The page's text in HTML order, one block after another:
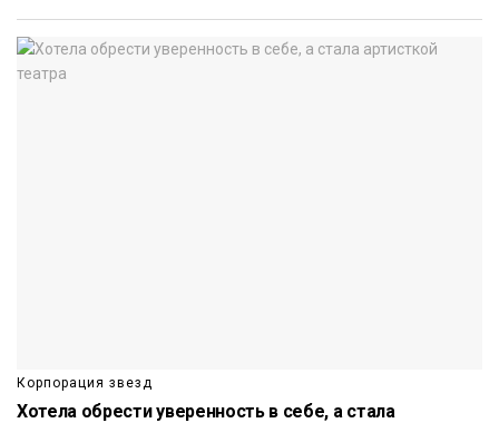
Корпорация звезд
Хотела обрести уверенность в себе, а стала